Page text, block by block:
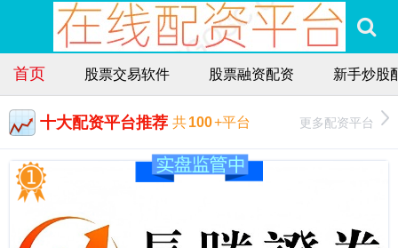
首页 股票交易软件 股票融资配资 新手炒股
十大配资平台推荐 共100+平台 更多配资平台